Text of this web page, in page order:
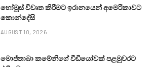
හෝමූස් විවෘත කිරීමට ඉරානයෙන් අමෙරිකාවට
කොන්දේසි
AUGUST 10, 2026
මොජ්තාබා කමේනිගේ වීඩියෝවක් පළමුවරට